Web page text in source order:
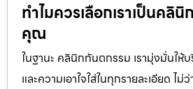
ทำไมควรเลือกเราเป็นคลิ
คุณ
ในฐานะ คลินิกทันตกรรม เรามุ่งมั่นให้
และความเอาใจใส่ในทุกรายละเอียด ไ